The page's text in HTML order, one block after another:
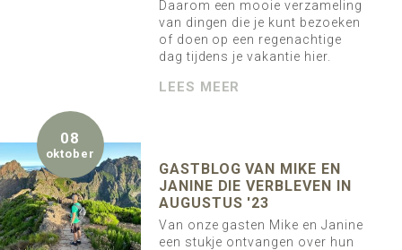
Daarom een mooie verzameling
van dingen die je kunt bezoeken
of doen op een regenachtige
dag tijdens je vakantie hier.
LEES MEER
08
oktober
GASTBLOG VAN MIKE EN
JANINE DIE VERBLEVEN IN
AUGUSTUS '23
Van onze gasten Mike en Janine
een stukje ontvangen over hun